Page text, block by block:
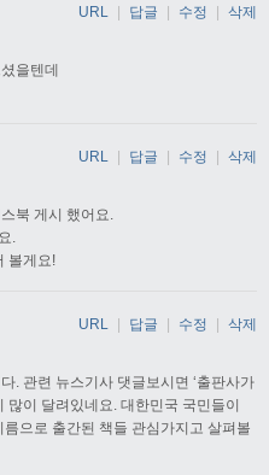
을텐데
URL 답글 수정 삭제
북 게시 했어요.
.
볼게요!
URL 답글 수정 삭제
. 관련 뉴스기사 댓글보시면 ‘출판사가
많이 달려있네요. 대한민국 국민들이
으로 출간된 책들 관심가지고 살펴볼
URL 답글 수정 삭제